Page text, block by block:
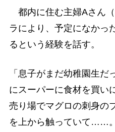
都内に住む主婦Aさん
ラにより、予定になかっ
るという経験を話す。
「息子がまだ幼稚園生
にスーパーに食材を買い
売り場でマグロの刺身の
を上から触っていて……